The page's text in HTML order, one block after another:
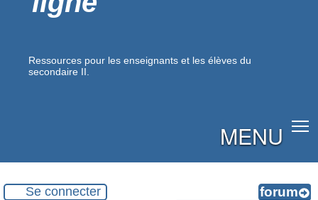
Ressources pour les enseignants et les élèves du
secondaire II.
MENU
Se connecter